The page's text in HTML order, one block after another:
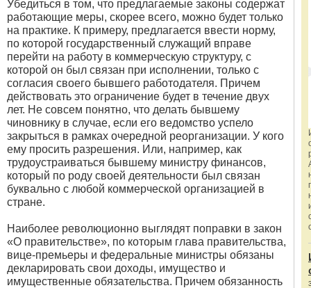
Убедиться в том, что предлагаемые законы содержат
работающие меры, скорее всего, можно будет только
на практике. К примеру, предлагается ввести норму,
по которой государственный служащий вправе
перейти на работу в коммерческую структуру, с
которой он был связан при исполнении, только с
согласия своего бывшего работодателя. Причем
действовать это ограничение будет в течение двух
лет. Не совсем понятно, что делать бывшему
чиновнику в случае, если его ведомство успело
закрыться в рамках очередной реорганизации. У кого
ему просить разрешения. Или, например, как
трудоустраиваться бывшему министру финансов,
который по роду своей деятельности был связан
буквально с любой коммерческой организацией в
стране.
Наиболее революционно выглядят поправки в закон
«О правительстве», по которым глава правительства,
вице-премьеры и федеральные министры обязаны
декларировать свои доходы, имущество и
имущественные обязательства. Причем обязанность